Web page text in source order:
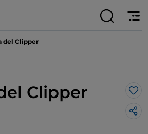
del Clipper
Clipper